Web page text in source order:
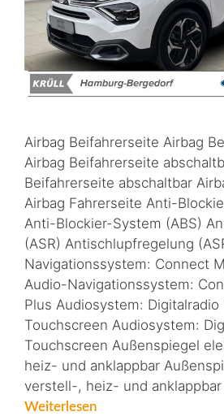
Airbag Beifahrerseite Airbag
Airbag Beifahrerseite
Beifahrerseite abschaltbar
Airbag Fahrerseite Anti-
Anti-Blockier-System (ABS)
(ASR) Antischlupfregelung
Navigationssystem: Connect
Audio-Navigationssystem:
Plus Audiosystem: Digitalradio
Touchscreen Audiosystem:
Touchscreen Außenspiegel
heiz- und anklappbar
verstell-, heiz- und
Weiterlesen